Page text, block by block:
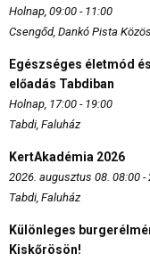
Holnap, 09:00 - 11:00
Csengőd, Dankó Pista
Egészséges életmód
előadás Tabdiban
Holnap, 17:00 - 19:00
Tabdi, Faluház
KertAkadémia 2026
2026. augusztus 08. 08:00 -
Tabdi, Faluház
Különleges
Kiskőrösön!